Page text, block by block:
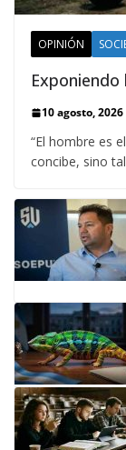
OPINIÓN
10 agosto, 2026
“El hombre es
concibe, sino